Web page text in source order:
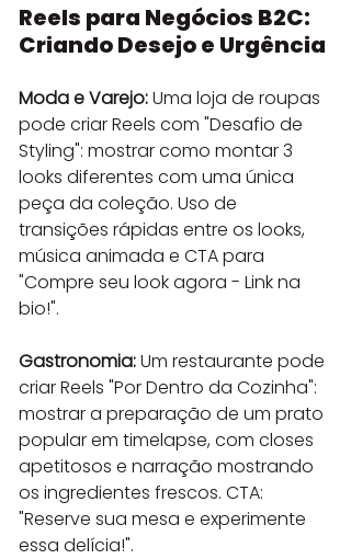
Reels para Negócios B2C:
Criando Desejo e Urgência
Moda e Varejo: Uma loja de roupas
pode criar Reels com "Desafio de
Styling": mostrar como montar 3
looks diferentes com uma única
peça da coleção. Uso de
transições rápidas entre os looks,
música animada e CTA para
"Compre seu look agora - Link na
bio!".
Gastronomia: Um restaurante pode
criar Reels "Por Dentro da Cozinha":
mostrar a preparação de um prato
popular em timelapse, com closes
apetitosos e narração mostrando
os ingredientes frescos. CTA:
"Reserve sua mesa e experimente
essa delícia!".